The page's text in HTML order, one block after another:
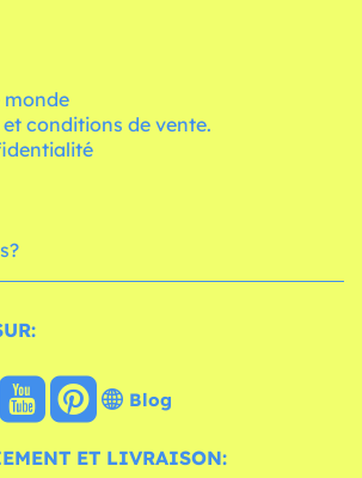
monde
conditions de vente.
Blog
ET LIVRAISON: